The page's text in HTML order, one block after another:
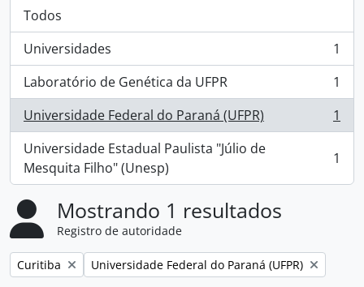
Todos
Universidades
, 1 resultados
1
Laboratório de Genética da UFPR
, 1 resultados
1
Universidade Federal do Paraná (UFPR)
, 1 resultados
1
Universidade Estadual Paulista "Júlio de
Mesquita Filho" (Unesp)
, 1 resultados 1
Mostrando 1 resultados
Registro de autoridade
Remover filtro:
Curitiba Remover filtro:
Universidade Federal do Paraná (UFPR)